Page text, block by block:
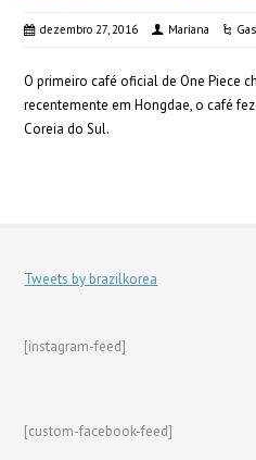
dezembro 27, 2016 Mariana
O primeiro café oficial de One Piece
recentemente em Hongdae, o café
Coreia do Sul.
Tweets by brazilkorea
[instagram-feed]
[custom-facebook-feed]